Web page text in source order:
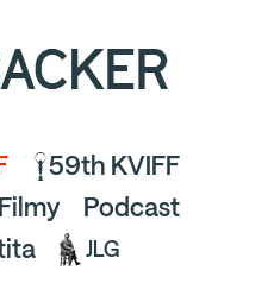
do čtení.
59th KVIFF
Filmy
Podcast
JLG